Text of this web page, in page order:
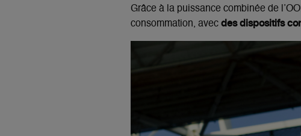
Grâce à la puissance combinée de
consommation, avecdes dispositifs